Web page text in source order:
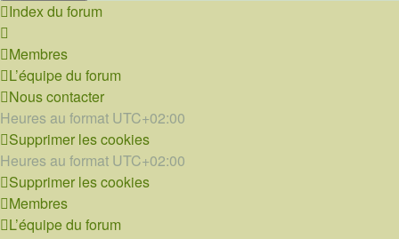
Index du forum
Membres
L’équipe du forum
Nous contacter
Heures au format UTC+02:00
Supprimer les cookies
Heures au format UTC+02:00
Supprimer les cookies
Membres
L’équipe du forum